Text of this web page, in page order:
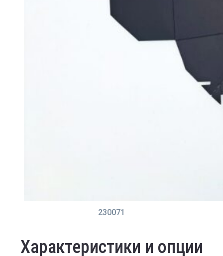
230071
Характеристики и опции